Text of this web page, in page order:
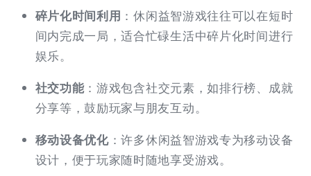
碎片化时间利用 ：休闲益智游戏往往可以在短时
间内完成一局，适合忙碌生活中碎片化时间进行
娱乐。
社交功能：游戏包含社交元素，如排行榜、成就
分享等，鼓励玩家与朋友互动。
移动设备优化：许多休闲益智游戏专为移动设备
设计，便于玩家随时随地享受游戏。